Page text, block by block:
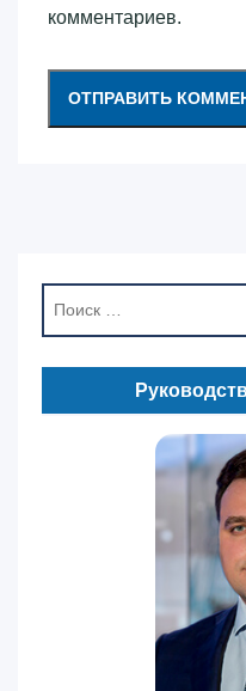
комментариев.